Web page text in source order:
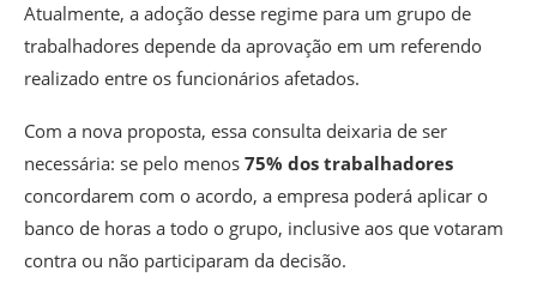
Atualmente, a adoção desse regime para um grupo de
trabalhadores depende da aprovação em um referendo
realizado entre os funcionários afetados.
Com a nova proposta, essa consulta deixaria de ser
necessária: se pelo menos 75% dos trabalhadores
concordarem com o acordo, a empresa poderá aplicar o
banco de horas a todo o grupo, inclusive aos que votaram
contra ou não participaram da decisão.